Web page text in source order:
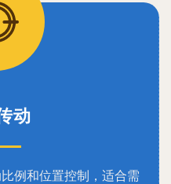
动
例和位置控制，适合需